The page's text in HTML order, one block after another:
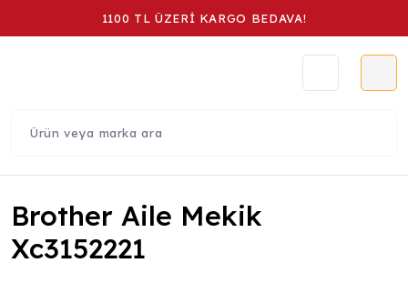
1100 TL ÜZERİ KARGO BEDAVA!
Brother Aile Mekik
Xc3152221